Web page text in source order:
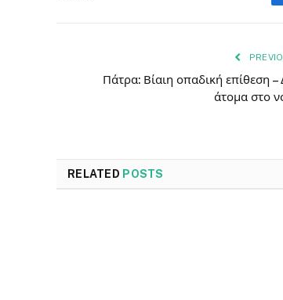
Πάτρα: Βίαιη οπαδική επίθεση
άτομα στο
RELATED POSTS